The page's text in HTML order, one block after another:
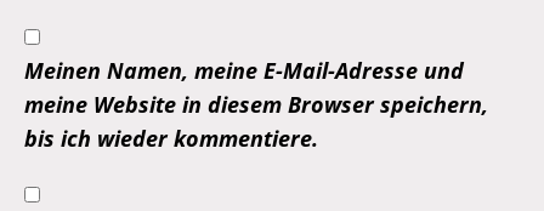
Meinen Namen, meine E-Mail-Adresse und
meine Website in diesem Browser speichern,
bis ich wieder kommentiere.